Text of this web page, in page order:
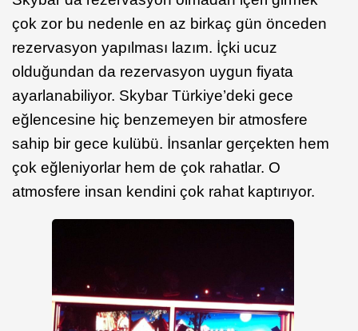
çok zor bu nedenle en az birkaç gün önceden
rezervasyon yapılması lazım. İçki ucuz
olduğundan da rezervasyon uygun fiyata
ayarlanabiliyor. Skybar Türkiye’deki gece
eğlencesine hiç benzemeyen bir atmosfere
sahip bir gece kulübü. İnsanlar gerçekten hem
çok eğleniyorlar hem de çok rahatlar. O
atmosfere insan kendini çok rahat kaptırıyor.